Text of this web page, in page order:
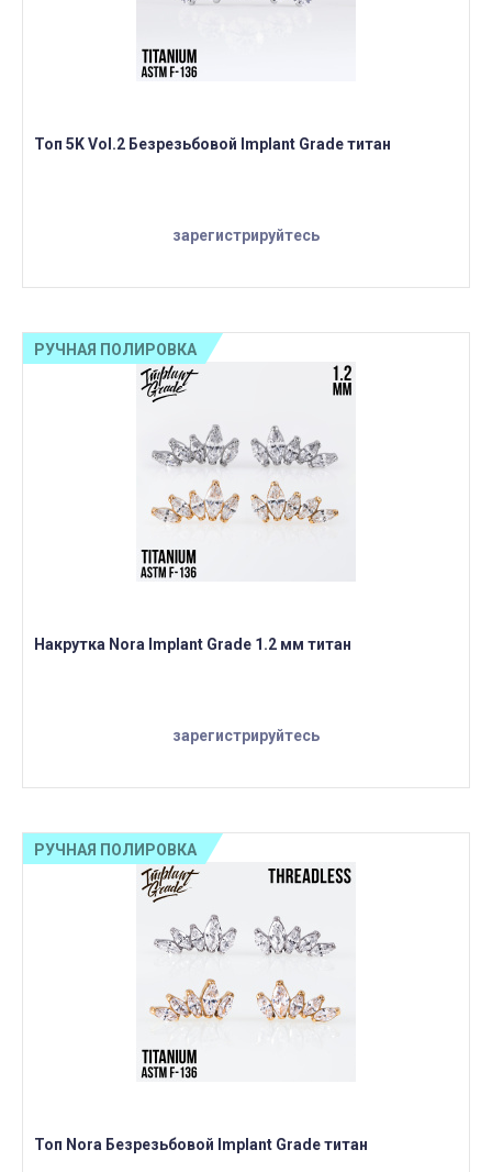
Топ 5K Vol.2 Безрезьбовой Implant Grade титан
зарегистрируйтесь
Накрутка Nora Implant Grade 1.2 мм титан
зарегистрируйтесь
РУЧНАЯ ПОЛИРОВКА
Топ Nora Безрезьбовой Implant Grade титан
РУЧНАЯ ПОЛИРОВКА